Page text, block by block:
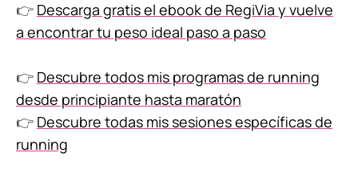
👉 Descarga gratis el ebook de RegiVia y vuelve
a encontrar tu peso ideal paso a paso
👉 Descubre todos mis programas de running
desde principiante hasta maratón
👉 Descubre todas mis sesiones específicas de
running